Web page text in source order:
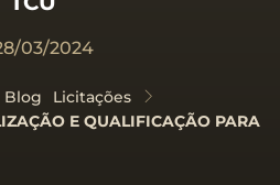
03/2024
Blog
Licitações
E QUALIFICAÇÃO PARA